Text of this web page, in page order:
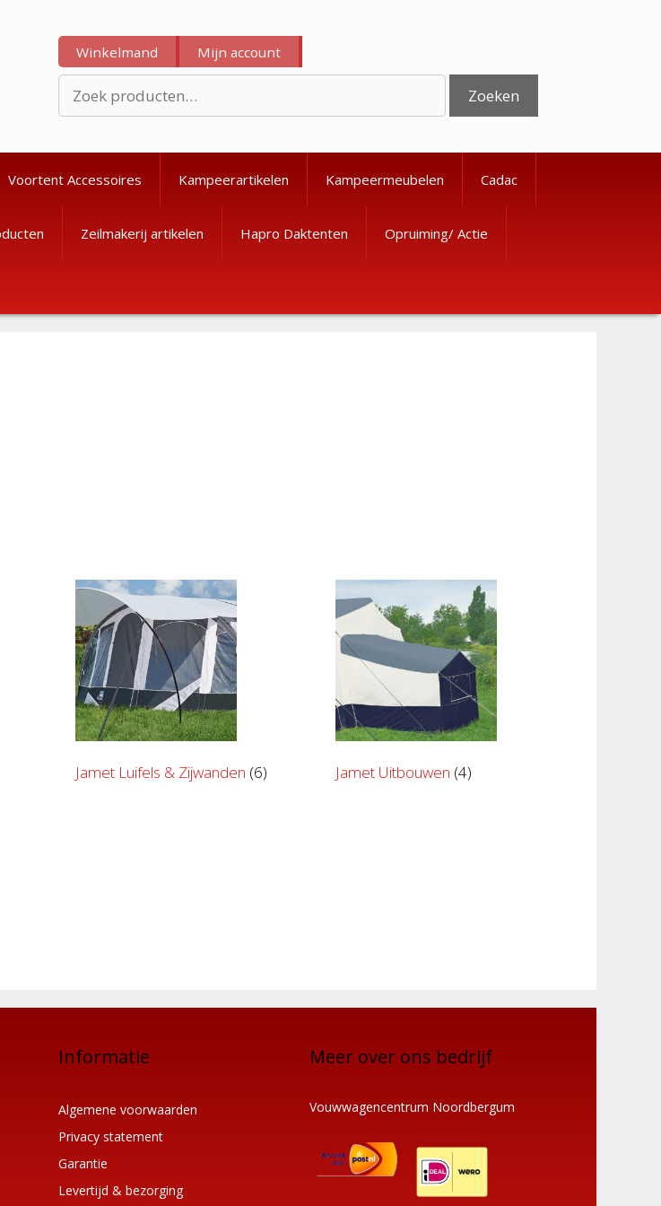
Winkelmand Mijn account
naar:
Zoeken
Voortent Accessoires Kampeerartikelen Kampeermeubelen Cadac
Zeilmakerij artikelen Hapro Daktenten Opruiming/ Actie
Jamet Luifels & Zijwanden (6) Jamet Uitbouwen (4)
Informatie
Algemene voorwaarden
Privacy statement
Garantie
Levertijd & bezorging
Meer over ons bedrijf
Vouwwagencentrum Noordbergum